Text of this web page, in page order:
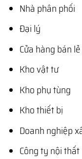
Nhà phân phối
Đại lý
Cửa hàng bán lẻ
Kho vật tư
Kho phụ tùng
Kho thiết bị
Doanh nghiệp
Công ty nội thất